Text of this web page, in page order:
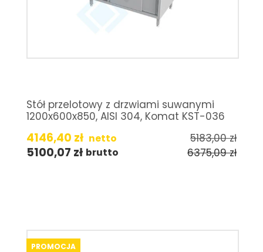
Stół przelotowy z drzwiami suwanymi
1200x600x850, AISI 304, Komat KST-036
4146,40 zł netto 5183,00zł
5100,07 zł brutto 6375,09zł
PROMOCJA